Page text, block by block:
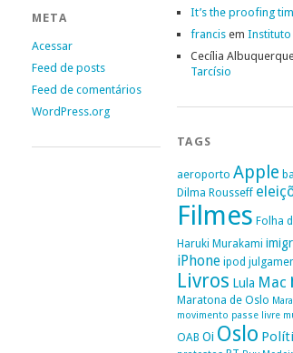
META
Acessar
Feed de posts
Feed de comentários
WordPress.org
It’s the proofing
francis em Instituto
Cecília
Tarcísio
TAGS
aeroporto Apple
Dilma Rousseff
Filmes Folha
Haruki Murakami
iPhone ipod
Livros Lula Mac
Maratona de Oslo
movimento passe livre
OAB Oi Oslo